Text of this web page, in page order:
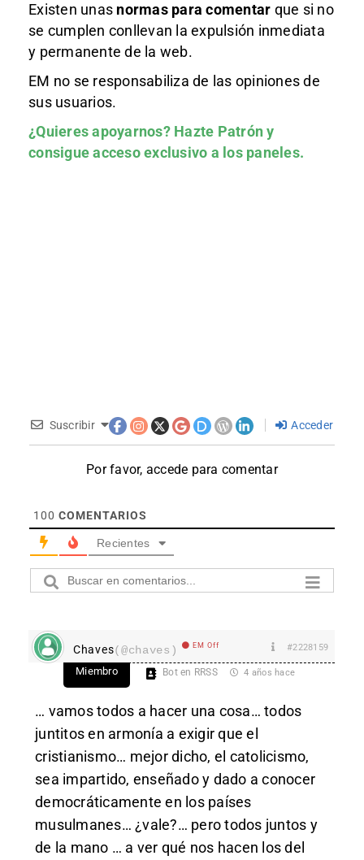
Existen unas normas para comentar que si no
se cumplen conllevan la expulsión inmediata
y permanente de la web.
EM no se responsabiliza de las opiniones de
sus usuarios.
¿Quieres apoyarnos? Hazte Patróny
consigue acceso exclusivo a los paneles.
Suscribir Acceder
Por favor, accede para comentar
100 COMENTARIOS
Recientes
Chaves(@chaves) EM Off #2228159
Miembro Bot en RRSS 4 años hace
… vamos todos a hacer una cosa… todos
juntitos en armonía a exigir que el
cristianismo… mejor dicho, el catolicismo,
sea impartido, enseñado y dado a conocer
democráticamente en los países
musulmanes… ¿vale?… pero todos juntos y
de la mano … a ver qué nos hacen los del